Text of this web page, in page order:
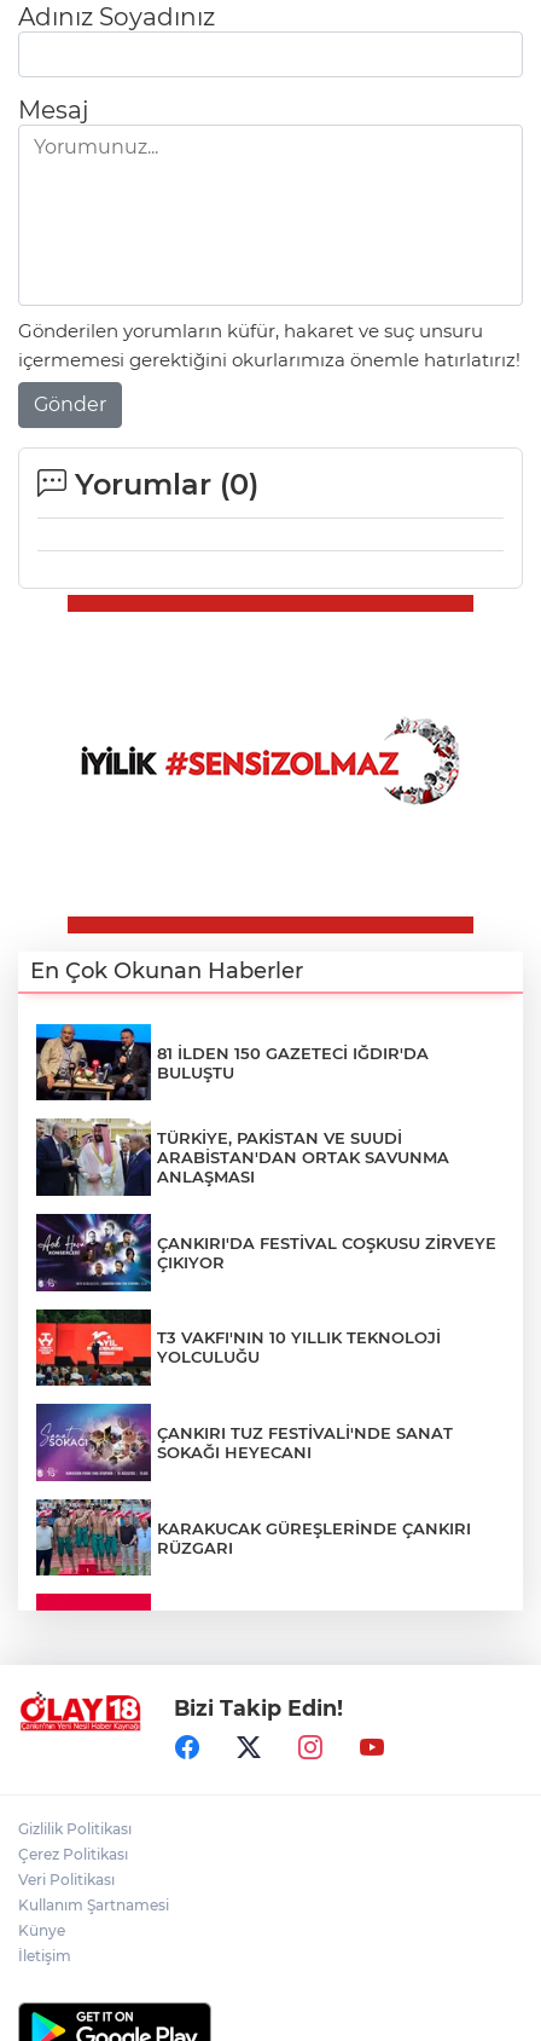
Adınız Soyadınız
Mesaj
Gönderilen yorumların küfür, hakaret ve suç unsuru
içermemesi gerektiğini okurlarımıza önemle hatırlatırız!
Gönder
Yorumlar (0)
En Çok Okunan Haberler
81 İLDEN 150 GAZETECİ IĞDIR'DA
BULUŞTU
TÜRKİYE, PAKİSTAN VE SUUDİ
ARABİSTAN'DAN ORTAK SAVUNMA
ANLAŞMASI
ÇANKIRI'DA FESTİVAL COŞKUSU ZİRVEYE
ÇIKIYOR
T3 VAKFI'NIN 10 YILLIK TEKNOLOJİ
YOLCULUĞU
ÇANKIRI TUZ FESTİVALİ'NDE SANAT
SOKAĞI HEYECANI
KARAKUCAK GÜREŞLERİNDE ÇANKIRI
RÜZGARI
ADEM YAYLACI ELDİVAN'DA DUALARLA
TOPRAĞA VERİLDİ
ABD-İRAN HATTINDA YENİ KRİZ
Bizi Takip Edin!
Gizlilik Politikası
Çerez Politikası
Veri Politikası
Kullanım Şartnamesi
Künye
İletişim